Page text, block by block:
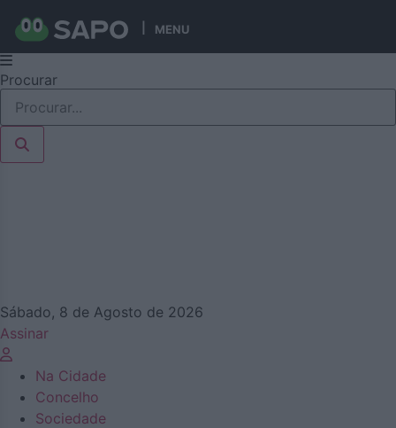
MENU
Pular
para
conteúdo
Procurar
Sábado, 8 de Agosto de 2026
Assinar
Na Cidade
Concelho
Sociedade